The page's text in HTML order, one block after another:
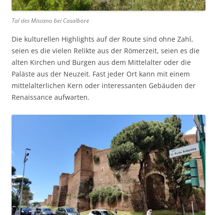
Tal des Miscano bei Casalbore
Die kulturellen Highlights auf der Route sind ohne Zahl,
seien es die vielen Relikte aus der Römerzeit, seien es die
alten Kirchen und Burgen aus dem Mittelalter oder die
Paläste aus der Neuzeit. Fast jeder Ort kann mit einem
mittelalterlichen Kern oder interessanten Gebäuden der
Renaissance aufwarten.